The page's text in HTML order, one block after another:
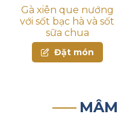
Gà xiên que nướng
với sốt bạc hà và sốt
sữa chua
Đặt món